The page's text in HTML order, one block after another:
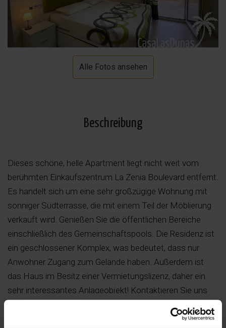
Alle Fotos ansehen
Beschreibung
Dieses schöne, helle Apartment liegt nicht weit vom
berühmten Einkaufszentrum La Zenia Boulevard entfernt.
Es handelt sich um eine sehr großzügige Wohnung mit
sonniger Südterrasse, die mit einem Teil der Möblierung
verkauft wird. Genießen Sie die öffentlichen Bereiche
einschließlich des Gemeinschaftspools. Die Residenz ist
ein geschlossener Komplex, was bedeutet, dass nur
Anwohner Zugang zum Gelände haben. Außerdem ist
das Haus im Besitz einer Vermietungslizenz, daher ein
sehr interessantes Anlageobjekt! Kontaktieren Sie uns